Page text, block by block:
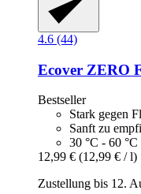
4.6 (44)
Ecover ZERO
Bestseller
Stark gegen
Sanft zu
30 °C - 60 °C
12,99 € (12,99 € / l)
Zustellung bis 12.